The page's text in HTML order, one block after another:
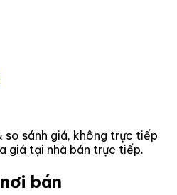
sánh giá, không trực tiếp
giá tại nhà bán trực tiếp.
bán